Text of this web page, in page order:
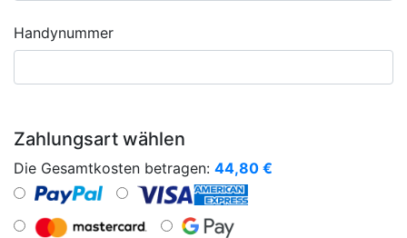
Handynummer
Zahlungsart wählen
Die Gesamtkosten betragen: 44,80 €